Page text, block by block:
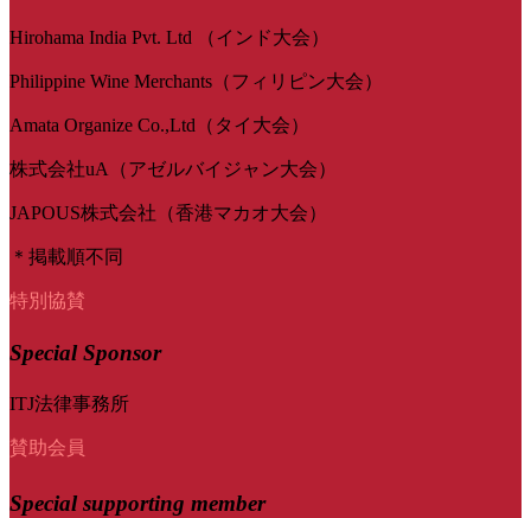
Hirohama India Pvt. Ltd （インド大会）
Philippine Wine Merchants（フィリピン大会）
Amata Organize Co.,Ltd（タイ大会）
株式会社uA（アゼルバイジャン大会）
JAPOUS株式会社（香港マカオ大会）
＊掲載順不同
特別協賛
Special Sponsor
ITJ法律事務所
賛助会員
Specialsupporting member